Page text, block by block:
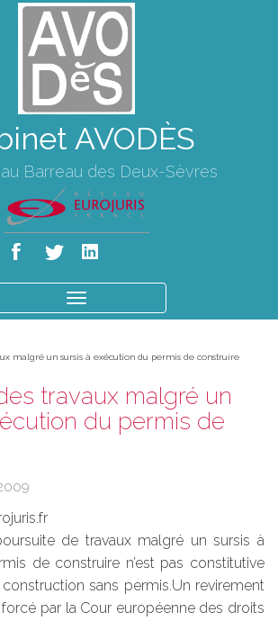
AVODÈS
Barreau des Deux-Sèvres
malgré un sursis à exécution du permis de construire
travaux malgré un
du permis de
de travaux malgré un sursis à
de construire n’est pas constitutive
construction sans permis.Un revirement
par la Cour européenne des droits